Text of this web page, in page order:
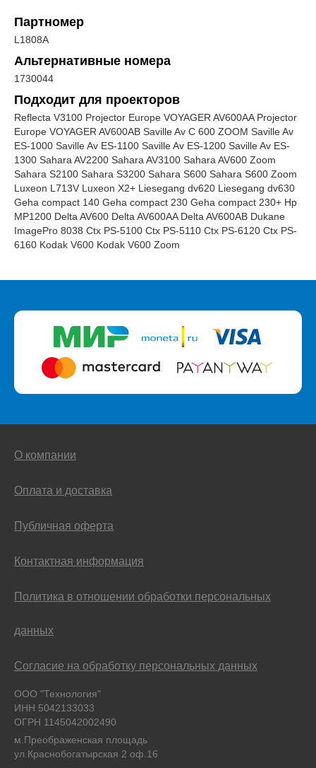
Партномер
L1808A
Альтернативные номера
1730044
Подходит для проекторов
Reflecta V3100 Projector Europe VOYAGER AV600AA Projector
Europe VOYAGER AV600AB Saville Av C 600 ZOOM Saville Av
ES-1000 Saville Av ES-1100 Saville Av ES-1200 Saville Av ES-
1300 Sahara AV2200 Sahara AV3100 Sahara AV600 Zoom
Sahara S2100 Sahara S3200 Sahara S600 Sahara S600 Zoom
Luxeon L713V Luxeon X2+ Liesegang dv620 Liesegang dv630
Geha compact 140 Geha compact 230 Geha compact 230+ Hp
MP1200 Delta AV600 Delta AV600AA Delta AV600AB Dukane
ImagePro 8038 Ctx PS-5100 Ctx PS-5110 Ctx PS-6120 Ctx PS-
6160 Kodak V600 Kodak V600 Zoom
О компании
Оплата и доставка
Публичная оферта
Контактная информация
Политика в отношении обработки персональных
данных
Согласие на обработку персональных данных
ООО "Технология"
ИНН 5042133033
ОГРН 1145042002490
м.Преображенская площадь
ул.Краснобогатырская 2 оф.16